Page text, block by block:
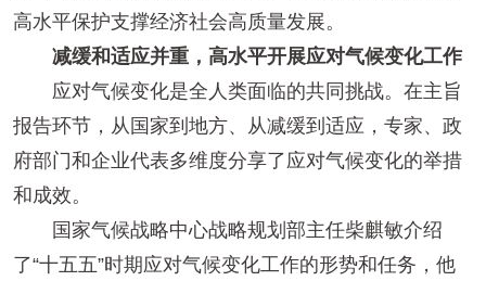
高水平保护支撑经济社会高质量发展。
减缓和适应并重，高水平开展应对气候变化工作
应对气候变化是全人类面临的共同挑战。在主旨
报告环节，从国家到地方、从减缓到适应，专家、政
府部门和企业代表多维度分享了应对气候变化的举措
和成效。
国家气候战略中心战略规划部主任柴麒敏介绍
了“十五五”时期应对气候变化工作的形势和任务，他